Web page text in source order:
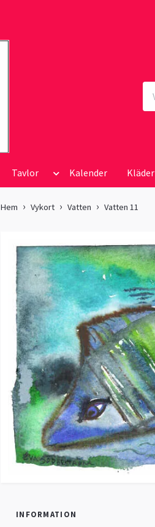
Tavlor Kalender Kläder
Hem Vykort Vatten Vatten 11
INFORMATION